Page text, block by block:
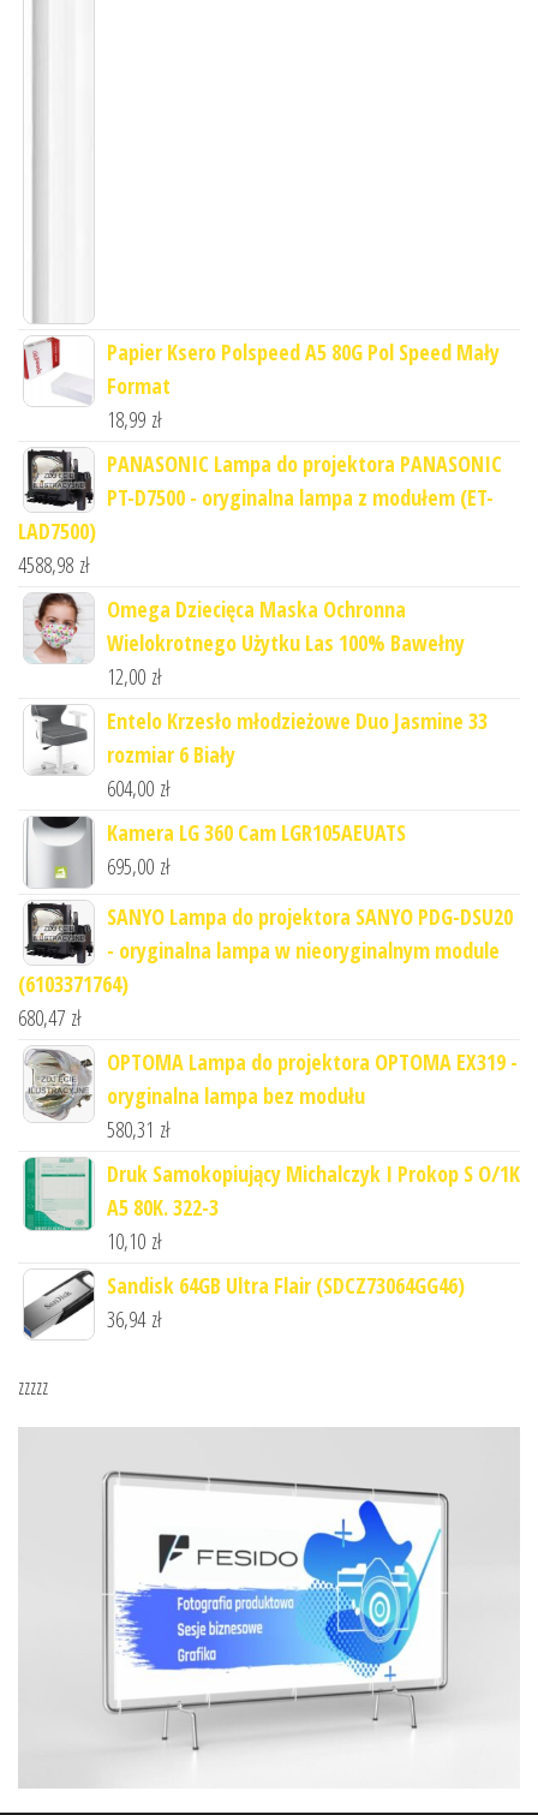
Papier Ksero Polspeed A5 80G Pol Speed Mały
Format
18,99 zł
PANASONIC Lampa do projektora PANASONIC
PT-D7500 - oryginalna lampa z modułem (ET-
LAD7500)
4588,98 zł
Omega Dziecięca Maska Ochronna
Wielokrotnego Użytku Las 100% Bawełny
12,00 zł
Entelo Krzesło młodzieżowe Duo Jasmine 33
rozmiar 6 Biały
604,00 zł
Kamera LG 360 Cam LGR105AEUATS
695,00 zł
SANYO Lampa do projektora SANYO PDG-DSU20
- oryginalna lampa w nieoryginalnym module
(6103371764)
680,47 zł
OPTOMA Lampa do projektora OPTOMA EX319 -
oryginalna lampa bez modułu
580,31 zł
Druk Samokopiujący Michalczyk I Prokop S O/1K
A5 80K. 322-3
10,10 zł
Sandisk 64GB Ultra Flair (SDCZ73064GG46)
36,94 zł
zzzzz